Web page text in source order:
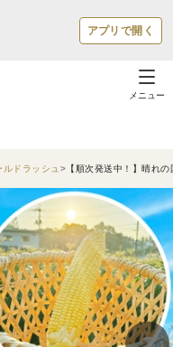
アプリで開く
メニュー
ルドラッシュ 【順次発送中！】晴れ